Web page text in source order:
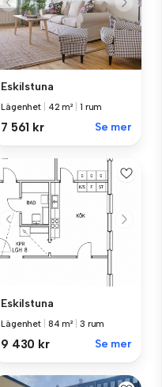
Eskilstuna
Lägenhet 42 m² 1 rum
7 561 kr Se mer
Eskilstuna
Lägenhet 84 m² 3 rum
9 430 kr Se mer